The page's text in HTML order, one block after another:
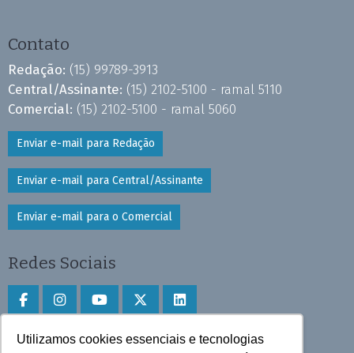
Utilizamos cookies essenciais e tecnologias
Contato
Redação: (15) 99789-3913
Central/Assinante: (15) 2102-5100 - ramal 5110
Comercial: (15) 2102-5100 - ramal 5060
Enviar e-mail para Redação
Enviar e-mail para Central/Assinante
Enviar e-mail para o Comercial
Redes Sociais
Faça download do aplicativo